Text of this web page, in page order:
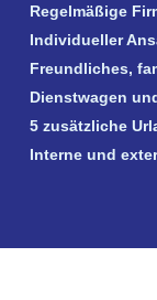
Regelmäßige
Individueller
Freundliches,
Dienstwagen
5 zusätzliche
Interne und